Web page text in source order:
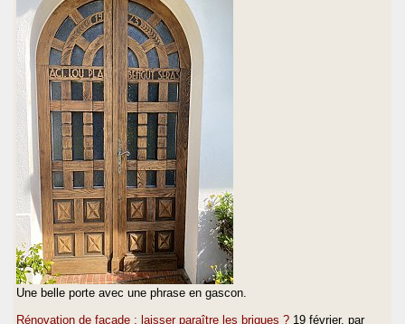
Une belle porte avec une phrase en gascon.
Rénovation de façade : laisser paraître les briques ? 19 février, par